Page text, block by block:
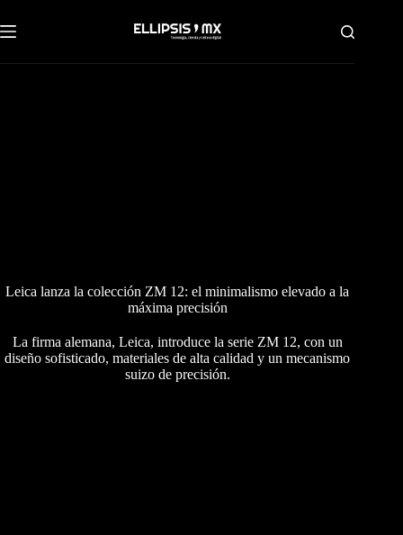
al
contenido
Leica lanza la colección ZM 12: el minimalismo elevado a la
máxima precisión
La firma alemana, Leica, introduce la serie ZM 12, con un
diseño sofisticado, materiales de alta calidad y un mecanismo
suizo de precisión.